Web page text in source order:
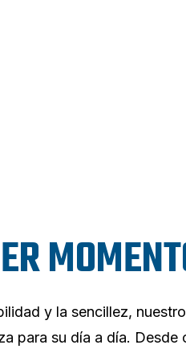
y la sencillez,
para su día a día.